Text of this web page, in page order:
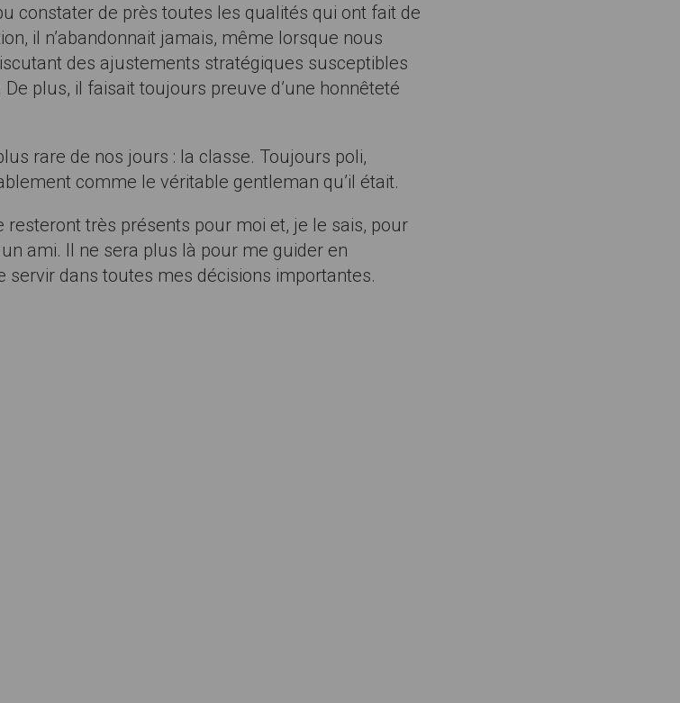
constater de près toutes les qualités qui ont fait de
il n’abandonnait jamais, même lorsque nous
des ajustements stratégiques susceptibles
plus, il faisait toujours preuve d’une honnêteté
rare de nos jours : la classe. Toujours poli,
comme le véritable gentleman qu’il était.
très présents pour moi et, je le sais, pour
ami. Il ne sera plus là pour me guider en
dans toutes mes décisions importantes.